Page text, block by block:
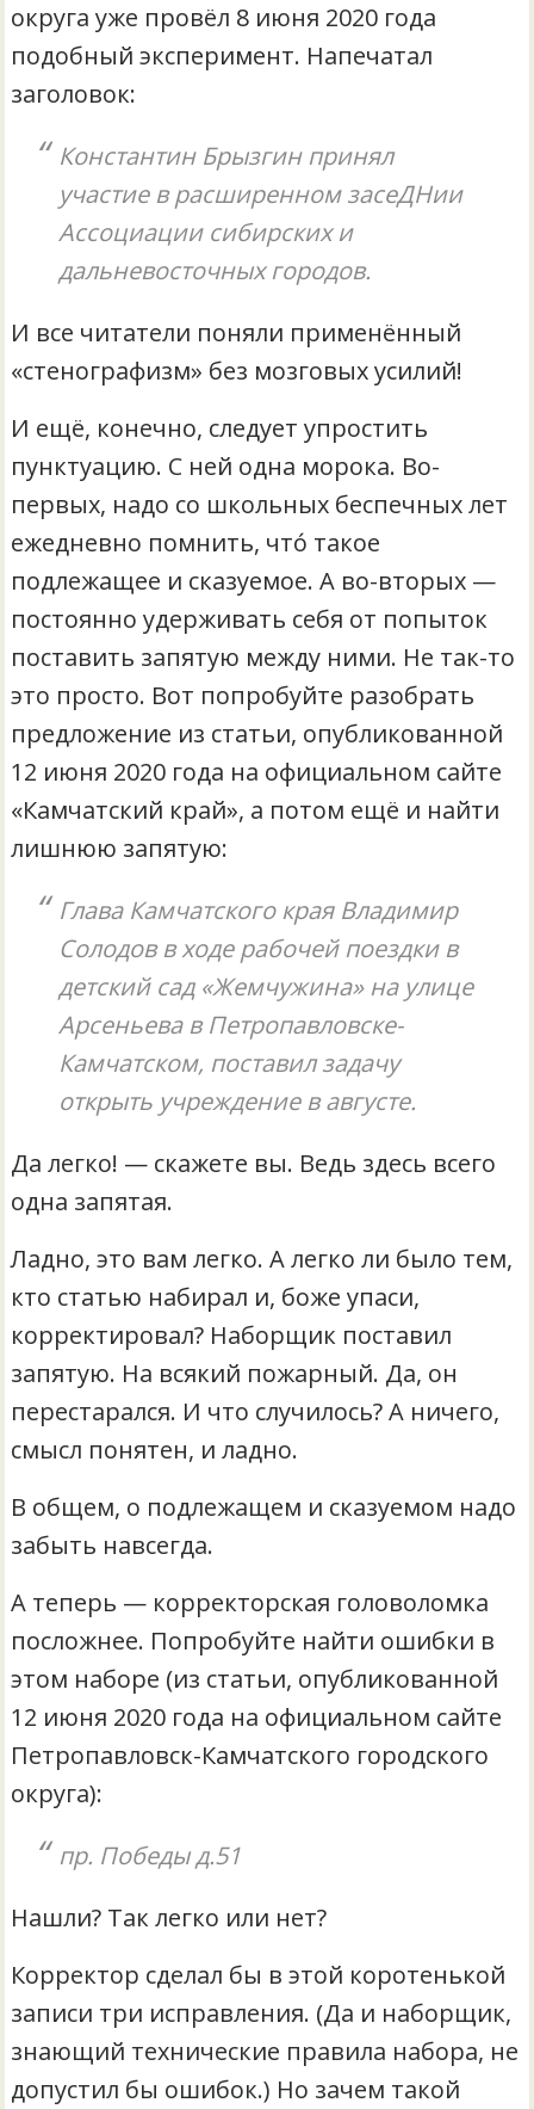
округа уже провёл 8 июня 2020 года
подобный эксперимент. Напечатал
заголовок:
Константин Брызгин принял
участие в расширенном засеДНии
Ассоциации сибирских и
дальневосточных городов.
И все читатели поняли применённый
«стенографизм» без мозговых усилий!
И ещё, конечно, следует упростить
пунктуацию. С ней одна морока. Во-
первых, надо со школьных беспечных лет
ежедневно помнить, что́ такое
подлежащее и сказуемое. А во-вторых —
постоянно удерживать себя от попыток
поставить запятую между ними. Не так-то
это просто. Вот попробуйте разобрать
предложение из статьи, опубликованной
12 июня 2020 года на официальном сайте
«Камчатский край», а потом ещё и найти
лишнюю запятую:
Глава Камчатского края Владимир
Солодов в ходе рабочей поездки в
детский сад «Жемчужина» на улице
Арсеньева в Петропавловске-
Камчатском, поставил задачу
открыть учреждение в августе.
Да легко! — скажете вы. Ведь здесь всего
одна запятая.
Ладно, это вам легко. А легко ли было тем,
кто статью набирал и, боже упаси,
корректировал? Наборщик поставил
запятую. На всякий пожарный. Да, он
перестарался. И что случилось? А ничего,
смысл понятен, и ладно.
В общем, о подлежащем и сказуемом надо
забыть навсегда.
А теперь — корректорская головоломка
посложнее. Попробуйте найти ошибки в
этом наборе (из статьи, опубликованной
12 июня 2020 года на официальном сайте
Петропавловск-Камчатского городского
округа):
пр. Победы д.51
Нашли? Так легко или нет?
Корректор сделал бы в этой коротенькой
записи три исправления. (Да и наборщик,
знающий технические правила набора, не
допустил бы ошибок.) Но зачем такой